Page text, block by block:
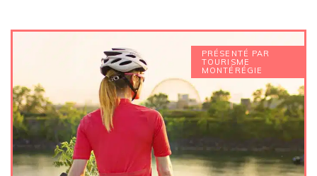
PRÉSENTÉ PAR
TOURISME
MONTÉRÉGIE